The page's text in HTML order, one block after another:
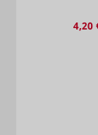
4,20